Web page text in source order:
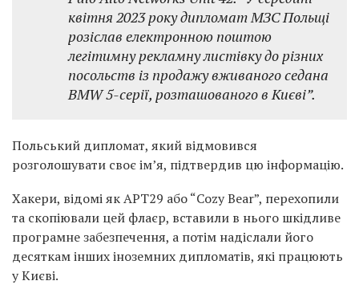
квітня 2023 року дипломат МЗС Польщі
розіслав електронною поштою
легітимну рекламну листівку до різних
посольств із продажу вживаного седана
BMW 5-серії, розташованого в Києві”.
Польський дипломат, який відмовився
розголошувати своє ім’я, підтвердив цю інформацію.
Хакери, відомі як APT29 або “Cozy Bear”, перехопили
та скопіювали цей флаєр, вставили в нього шкідливе
програмне забезпечення, а потім надіслали його
десяткам інших іноземних дипломатів, які працюють
у Києві.